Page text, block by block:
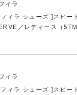
ィラ
ィラ シューズ ]スピー
／レディース（
ィラ
ィラ シューズ ]スピー